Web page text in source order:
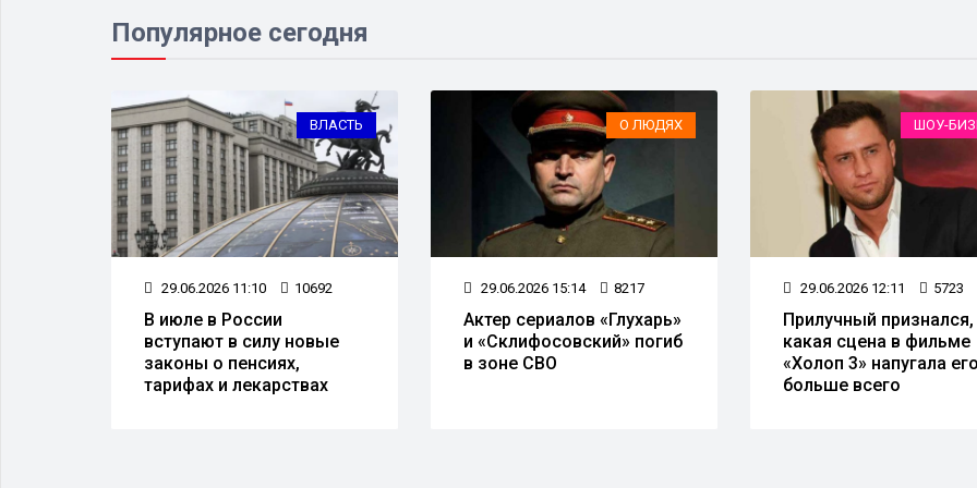
Популярное сегодня
ВЛАСТЬ
29.06.2026 11:10 10692
В июле в России
вступают в силу новые
законы о пенсиях,
тарифах и лекарствах
О ЛЮДЯХ
29.06.2026 15:14 8217
Актер сериалов «Глухарь»
и «Склифосовский» погиб
в зоне СВО
ШОУ-
29.06.2026 12:11 5723
Прилучный признался,
какая сцена в фильме
«Холоп 3» напугала его
больше всего